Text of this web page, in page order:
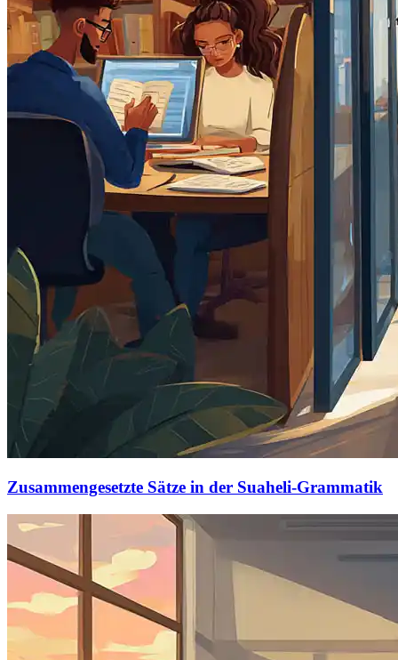
Zusammengesetzte Sätze in der Suaheli-Grammatik